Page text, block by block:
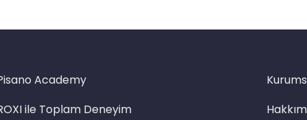
Academy
ile Toplam Deneyim